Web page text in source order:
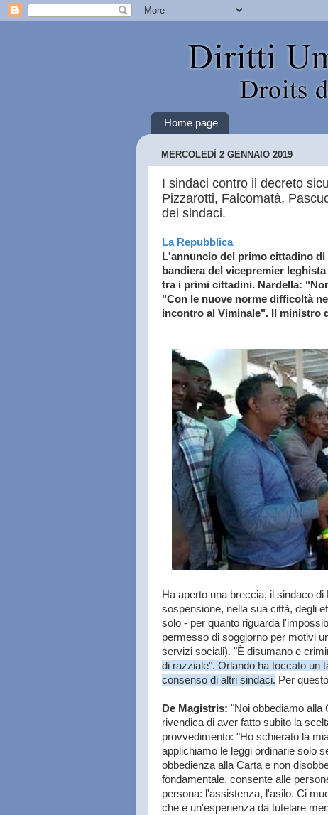
Home page
MERCOLEDÌ 2 GENNAIO 2019
I sindaci contro il decreto
Pizzarotti, Falcomatà,
dei sindaci.
La Repubblica
L'annuncio del primo cittadino
bandiera del vicepremier
tra i primi cittadini. Nardella:
"Con le nuove norme difficoltà
incontro al Viminale". Il ministro
Ha aperto una breccia, il sindaco di
sospensione, nella sua città, degli
solo - per quanto riguarda
permesso di soggiorno per motivi
servizi sociali). "È disumano e
di razziale". Orlando ha toccato un
consenso di altri sindaci. Per
De Magistris: "Noi obbediamo alla
rivendica di aver fatto subito la
provvedimento: "Ho schierato la
applichiamo le leggi ordinarie solo
obbedienza alla Carta e non
fondamentale, consente alle
persona: l'assistenza, l'asilo. Ci
che è un'esperienza da tutelare